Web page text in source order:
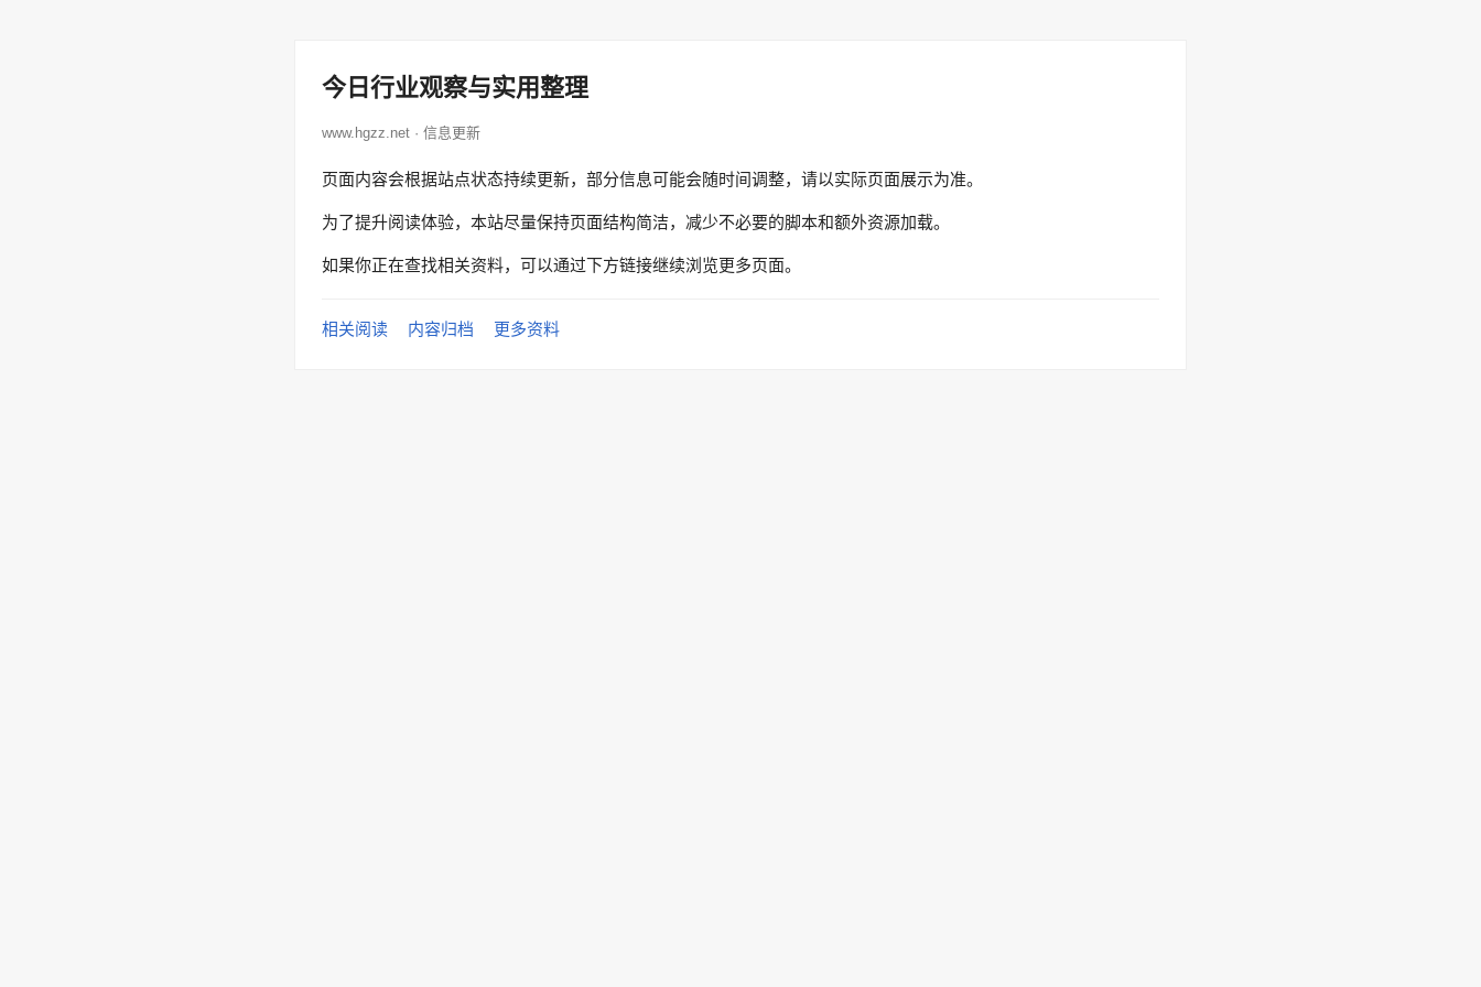
今日行业观察与实用整理
www.hgzz.net · 信息更新
页面内容会根据站点状态持续更新，部分信息可能会随时间调整，请以实际页面展示为准。
为了提升阅读体验，本站尽量保持页面结构简洁，减少不必要的脚本和额外资源加载。
如果你正在查找相关资料，可以通过下方链接继续浏览更多页面。
相关阅读 内容归档 更多资料